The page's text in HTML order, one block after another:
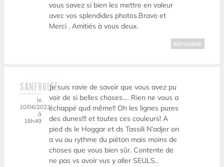
vous savez si bien les mettre en valeur
avec vos splendides photos.Bravo et
Merci . Amitiés à vous deux.
RÉPONDRE
SANFROISE
le
10/06/2023
à
16h49
Je suis ravie de savoir que vous avez pu
voir de si belles choses…. Rien ne vous a
échappé qud même!! Oh les lignes pures
des dunes!!! et toutes ces couleurs! A
pied ds le Hoggar et ds Tassili N’adjer on
a vu au rythme du piéton mais moins de
choses que vous bien sûr. Contente de
ne pas vs avoir vus y aller SEULS..